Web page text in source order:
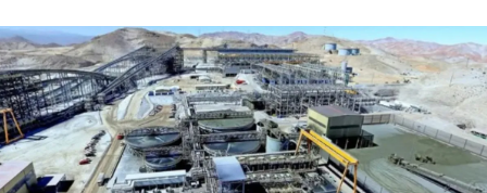
Página
Página
Página
Página
Página